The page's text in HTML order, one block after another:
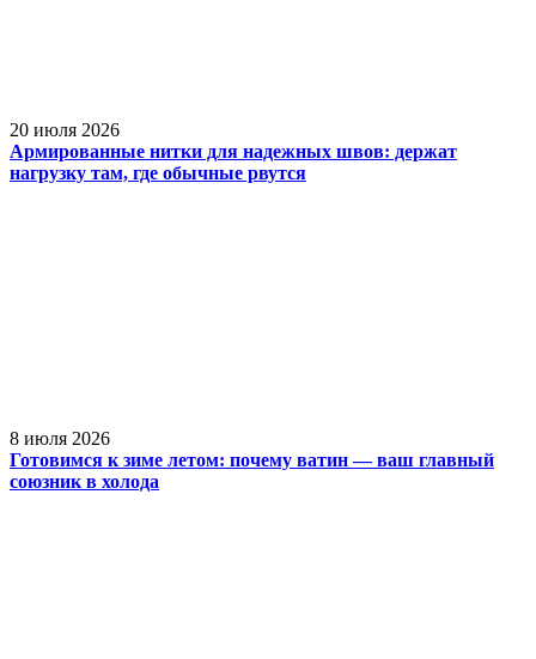
20 июля 2026
Армированные нитки для надежных швов: держат
нагрузку там, где обычные рвутся
8 июля 2026
Готовимся к зиме летом: почему ватин — ваш главный
союзник в холода